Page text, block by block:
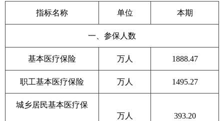
指标名称 单位 本期
一、参保人数
基本医疗保险 万人 1888.47
职工基本医疗保险 万人 1495.27
城乡居民基本医疗保
万人 393.20